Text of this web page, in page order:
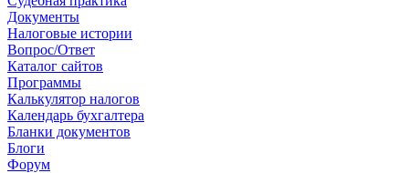
Документы
Налоговые истории
Вопрос/Ответ
Каталог сайтов
Программы
Калькулятор налогов
Календарь бухгалтера
Бланки документов
Блоги
Форум